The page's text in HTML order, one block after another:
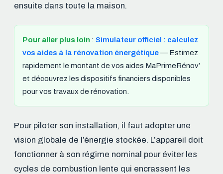
ensuite dans toute la maison.
Pour aller plus loin : Simulateur officiel : calculez
vos aides à la rénovation énergétique— Estimez
rapidement le montant de vos aides MaPrimeRénov’
et découvrez les dispositifs financiers disponibles
pour vos travaux de rénovation.
Pour piloter son installation, il faut adopter une
vision globale de l’énergie stockée. L’appareil doit
fonctionner à son régime nominal pour éviter les
cycles de combustion lente qui encrassent les